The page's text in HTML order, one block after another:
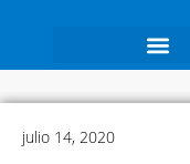
julio 14, 2020